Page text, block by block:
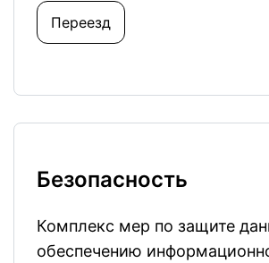
Переезд
Безопасность
Комплекс мер по защите
обеспечению